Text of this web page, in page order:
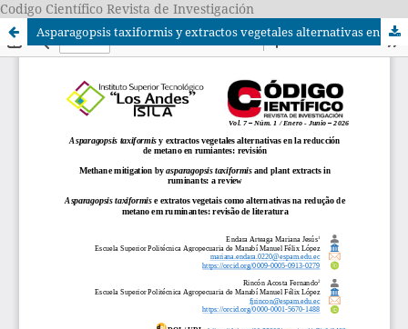
Codigo Científico Revista de Investigación
Asparagopsis taxiformis y extractos vegetales alternativas en la reducción de metano en rumiantes: revisión